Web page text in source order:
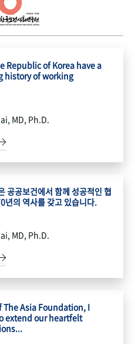
Republic of Korea have a
history of working
MD, Ph.D.
공공보건에서 함께 성공적인 협
년의 역사를 갖고 있습니다.
MD, Ph.D.
The Asia Foundation, I
extend our heartfelt